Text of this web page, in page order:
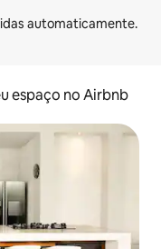
espaço no Airbnb